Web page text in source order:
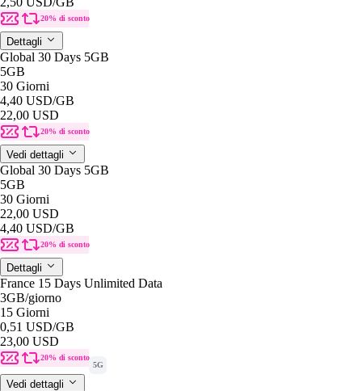
20% di sconto
Dettagli
Global 30 Days 5GB
5GB
30 Giorni
4,40 USD/GB
22,00 USD
20% di sconto
Vedi dettagli
Global 30 Days 5GB
5GB
30 Giorni
22,00 USD
4,40 USD/GB
20% di sconto
Dettagli
France 15 Days Unlimited Data
3GB/giorno
15 Giorni
0,51 USD/GB
23,00 USD
20% di sconto
5G
Vedi dettagli